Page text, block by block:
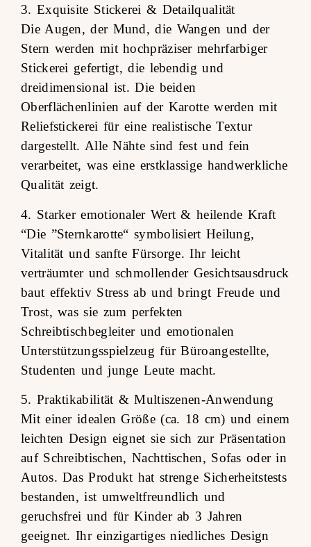
3. Exquisite Stickerei & Detailqualität
Die Augen, der Mund, die Wangen und der
Stern werden mit hochpräziser mehrfarbiger
Stickerei gefertigt, die lebendig und
dreidimensional ist. Die beiden
Oberflächenlinien auf der Karotte werden mit
Reliefstickerei für eine realistische Textur
dargestellt. Alle Nähte sind fest und fein
verarbeitet, was eine erstklassige handwerkliche
Qualität zeigt.
4. Starker emotionaler Wert & heilende Kraft
“Die ”Sternkarotte“ symbolisiert Heilung,
Vitalität und sanfte Fürsorge. Ihr leicht
verträumter und schmollender Gesichtsausdruck
baut effektiv Stress ab und bringt Freude und
Trost, was sie zum perfekten
Schreibtischbegleiter und emotionalen
Unterstützungsspielzeug für Büroangestellte,
Studenten und junge Leute macht.
5. Praktikabilität & Multiszenen-Anwendung
Mit einer idealen Größe (ca. 18 cm) und einem
leichten Design eignet sie sich zur Präsentation
auf Schreibtischen, Nachttischen, Sofas oder in
Autos. Das Produkt hat strenge Sicherheitstests
bestanden, ist umweltfreundlich und
geruchsfrei und für Kinder ab 3 Jahren
geeignet. Ihr einzigartiges niedliches Design